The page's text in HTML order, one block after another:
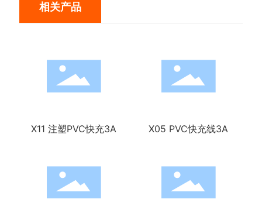
相关产品
X11 注塑PVC快充3A X05 PVC快充线3A